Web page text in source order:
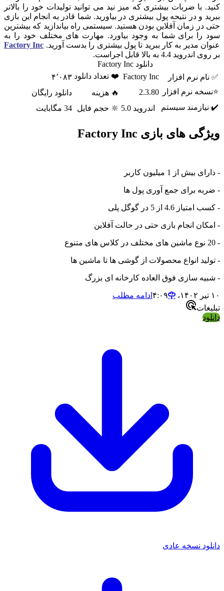
کنید. با ضربات بیشتری که میز نید می توانید تولیدات خود را بالاتر
ببرید و در نتیحه پول بیشتری در بیاورید. شما قادر به انجام این بازی
حتی در زمان آفلاین بودن هستید. سیستمی راه بیاندازید که بیشترین
سود را برای شما به وجود بیاورد. مهارت های مختلف خود را به
عنوان مدیر به کار ببرید تا پول بیشتری را بدست آورید. Factory Inc
بر روی اندروید 4.4 به بالا قابل اجراست.
دانلود Factory Inc
✅ نام نرم افزار
Factory Inc ❤️ تعداد دانلود ۴٬۰۸۳
⭐نسخه نرم افزار
2.3.80 🔥 هزینه
دانلود رایگان
✔️ نیازمند سیستم
اندروید 5.0 🔆 حجم فایل 34 مگابایت
ویژگی های بازی Factory Inc
- دارای بیش از 1 میلیون کاربر
- ضربه برای جمع آوری پول ها
- کسب امتیاز 4.6 از 5 در گوگل پلی
- امکان انجام بازی حتی در حالت آفلاین
- 20 نوع ماشین های مختلف در کلاس های متنوع
- تولید انواع محصولات از گوشی ها تا ماشین ها
- شبیه سازی فوق العاده کارخانه ای بزرگ
۱۰ تیر ۱۴۰۲،‏ ۴:۰۹
ادامه مطلب
تبلیغات
دانلود
دانلود نسخه عادی